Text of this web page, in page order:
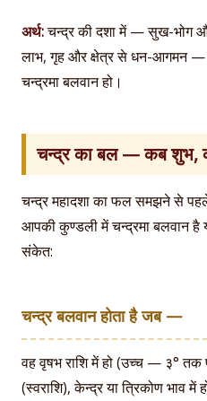
अर्थ:चन्द्र की दशा में — सुख-भोग
लाभ, गृह और क्षेत्र से धन-आगमन —
चन्द्रमा बलवान हो।
चन्द्र का बल — कब
चन्द्र महादशा का फल समझने से
आपकी कुण्डली में चन्द्रमा बलवान
संकेत:
चन्द्र बलवान होता है जब —
वह वृषभ राशि में हो (उच्च — ३° तक
(स्वराशि), केन्द्र या त्रिकोण भाव में